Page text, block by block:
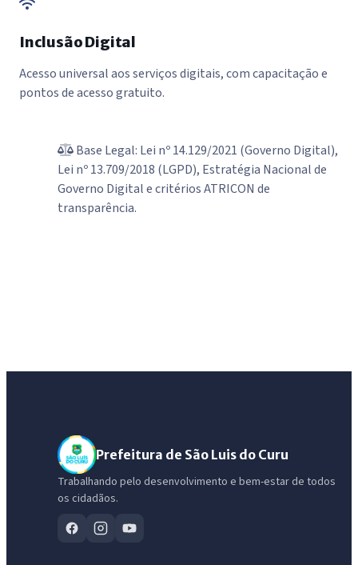
Inclusão Digital
Acesso universal aos serviços digitais, com capacitação e
pontos de acesso gratuito.
Base Legal: Lei nº 14.129/2021 (Governo Digital),
Lei nº 13.709/2018 (LGPD), Estratégia Nacional de
Governo Digital e critérios ATRICON de
transparência.
Prefeitura de São Luis do Curu
Trabalhando pelo desenvolvimento e bem-estar de todos
os cidadãos.